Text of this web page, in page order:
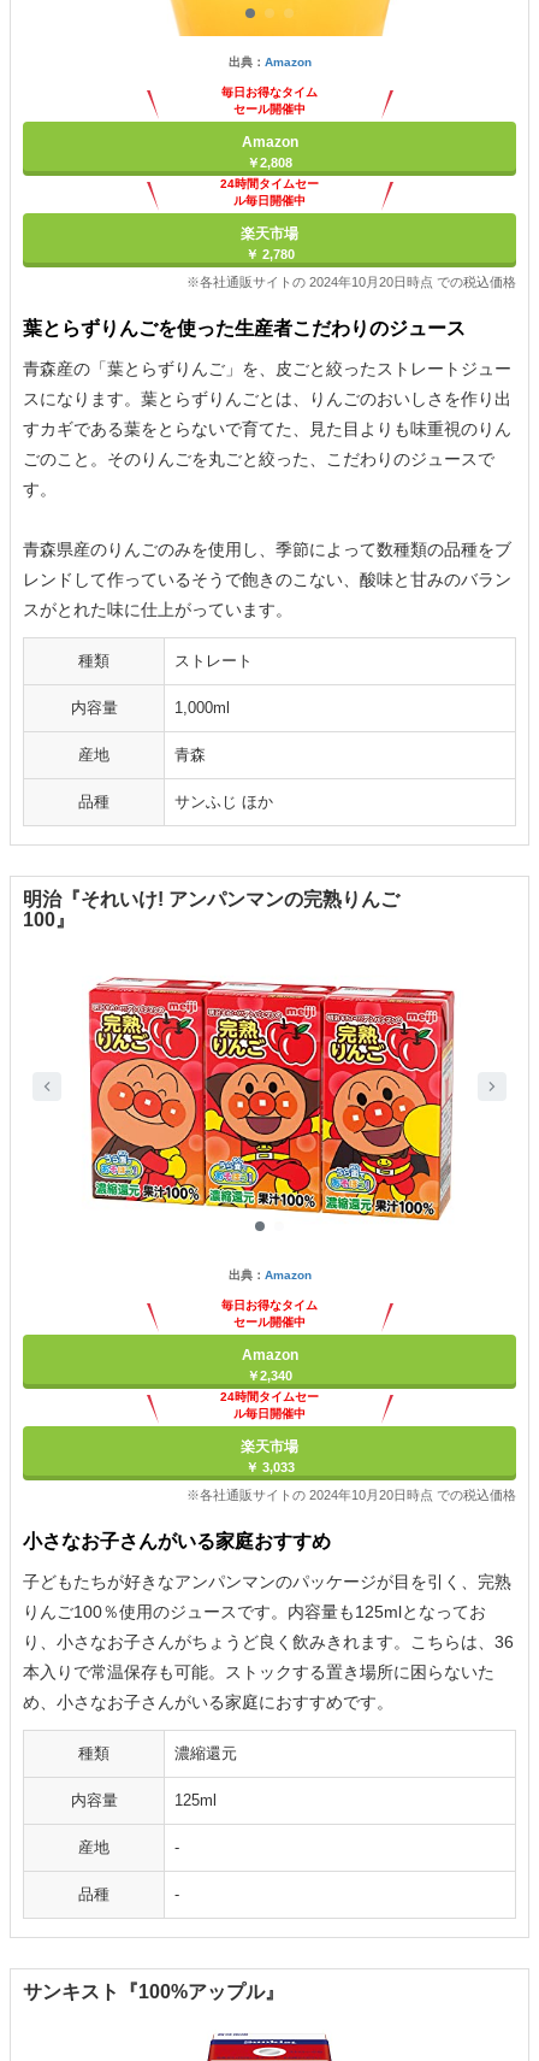
出典： Amazon
毎日お得なタイム
セール開催中
Amazon
￥2,808
24時間タイムセー
ル毎日開催中
楽天市場
￥ 2,780
※各社通販サイトの 2024年10月20日時点 での税込価格
葉とらずりんごを使った生産者こだわりのジュース
青森産の「葉とらずりんご」を、皮ごと絞ったストレートジュー
スになります。葉とらずりんごとは、りんごのおいしさを作り出
すカギである葉をとらないで育てた、見た目よりも味重視のりん
ごのこと。そのりんごを丸ごと絞った、こだわりのジュースで
す。
青森県産のりんごのみを使用し、季節によって数種類の品種をブ
レンドして作っているそうで飽きのこない、酸味と甘みのバラン
スがとれた味に仕上がっています。
種類 ストレート
内容量 1,000ml
産地 青森
品種 サンふじ ほか
明治『それいけ! アンパンマンの完熟りんご
100』
出典： Amazon
毎日お得なタイム
セール開催中
Amazon
￥2,340
24時間タイムセー
ル毎日開催中
楽天市場
￥ 3,033
※各社通販サイトの 2024年10月20日時点 での税込価格
小さなお子さんがいる家庭おすすめ
子どもたちが好きなアンパンマンのパッケージが目を引く、完熟
りんご100％使用のジュースです。内容量も125mlとなってお
り、小さなお子さんがちょうど良く飲みきれます。こちらは、36
本入りで常温保存も可能。ストックする置き場所に困らないた
め、小さなお子さんがいる家庭におすすめです。
種類 濃縮還元
内容量 125ml
産地 -
品種 -
サンキスト『100%アップル』